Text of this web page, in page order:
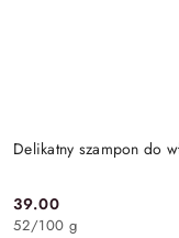
Delikatny szampon do
Cena:
39.00
52/100 g